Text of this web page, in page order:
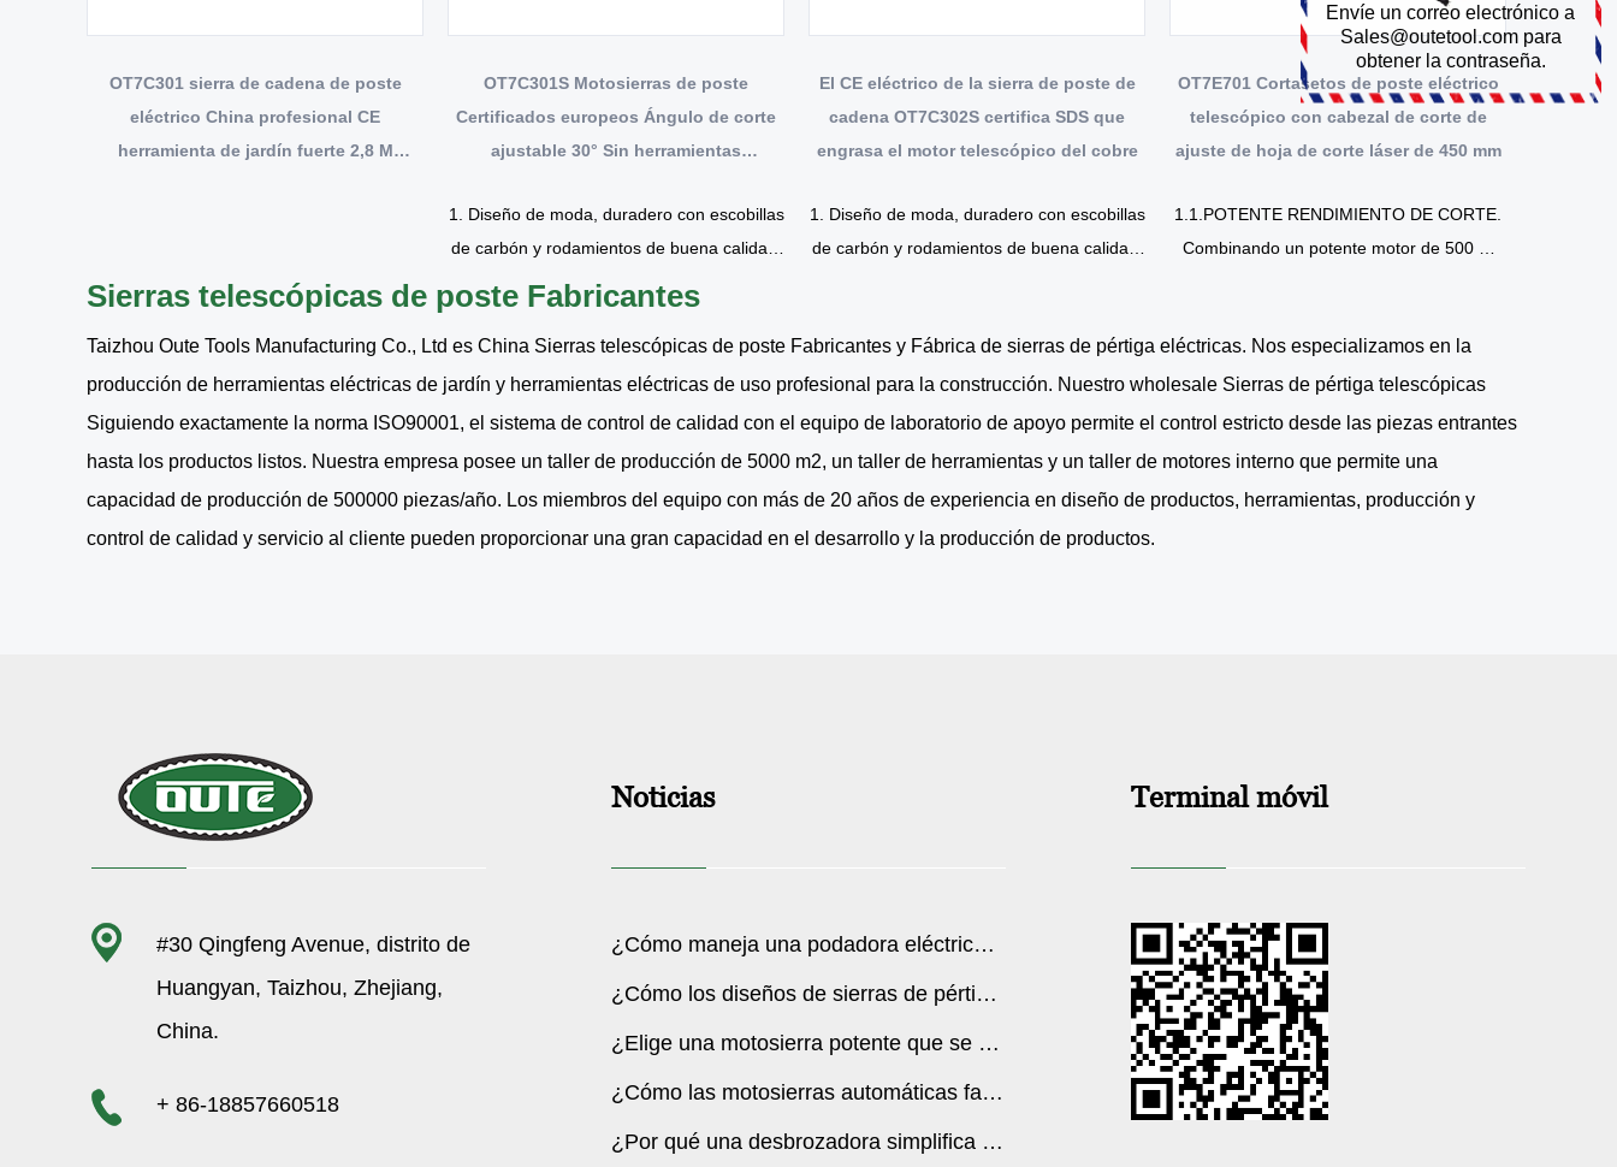
OT7C301 sierra de cadena de poste
eléctrico China profesional CE
herramienta de jardín fuerte 2,8 M
OT7C301S Motosierras de poste
Certificados europeos Ángulo de corte
ajustable 30° Sin herramientas
1. Diseño de moda, duradero con escobillas
de carbón y rodamientos de buena calidad.
2. Adopte un motor de alambre de cobre,
El CE eléctrico de la sierra de poste de
cadena OT7C302S certifica SDS que
engrasa el motor telescópico del cobre
1. Diseño de moda, duradero con escobillas
de carbón y rodamientos de buena calidad.
OT7E701 Cortasetos de poste eléctrico
telescópico con cabezal de corte de
ajuste de hoja de corte láser de 450 mm
1.1.POTENTE RENDIMIENTO DE CORTE.
Combinando un potente motor de 500 W
Sierras telescópicas de poste Fabricantes
Taizhou Oute Tools Manufacturing Co., Ltd es China Sierras telescópicas de poste Fabricantes y Fábrica de sierras de pértiga eléctricas. Nos especializamos en la
producción de herramientas eléctricas de jardín y herramientas eléctricas de uso profesional para la construcción. Nuestro wholesale Sierras de pértiga telescópicas
Siguiendo exactamente la norma ISO90001, el sistema de control de calidad con el equipo de laboratorio de apoyo permite el control estricto desde las piezas entrantes
hasta los productos listos. Nuestra empresa posee un taller de producción de 5000 m2, un taller de herramientas y un taller de motores interno que permite una
capacidad de producción de 500000 piezas/año. Los miembros del equipo con más de 20 años de experiencia en diseño de productos, herramientas, producción y
control de calidad y servicio al cliente pueden proporcionar una gran capacidad en el desarrollo y la producción de productos.
Envíe un correo electrónico a
Sales@outetool.compara
obtener la contraseña.
#30 Qingfeng Avenue, distrito de
Huangyan, Taizhou, Zhejiang,
China.
+ 86-18857660518
Noticias
¿Cómo maneja una podadora eléctrica de césped las tareas diarias?
¿Cómo los diseños de sierras de pértiga telescópicas resuelven problemas comunes?
¿Elige una motosierra potente que se adapte a sus necesidades de corte?
¿Cómo las motosierras automáticas facilitan el trabajo en madera?
¿Por qué una desbrozadora simplifica el trabajo en el jardín?
Terminal móvil